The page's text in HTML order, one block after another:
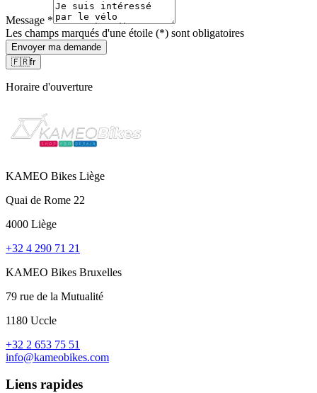
Message *
Les champs marqués d'une étoile (*) sont obligatoires
Envoyer ma demande
🇫🇷fr
Horaire d'ouverture
KAMEO Bikes Liège
Quai de Rome 22
4000 Liège
+32 4 290 71 21
KAMEO Bikes Bruxelles
79 rue de la Mutualité
1180 Uccle
+32 2 653 75 51
info@kameobikes.com
Liens rapides